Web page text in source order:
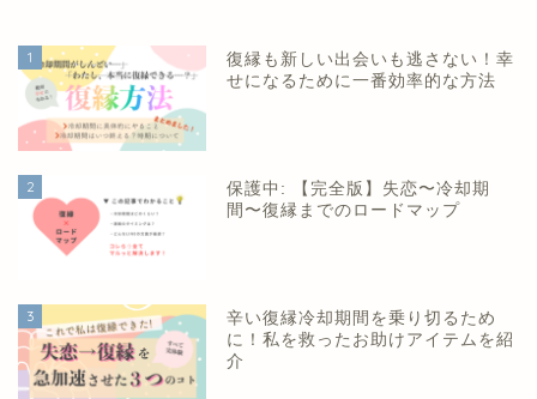
1
復縁も新しい出会いも逃さない！幸
せになるために一番効率的な方法
2
保護中: 【完全版】失恋〜冷却期
間〜復縁までのロードマップ
3
辛い復縁冷却期間を乗り切るため
に！私を救ったお助けアイテムを紹
介